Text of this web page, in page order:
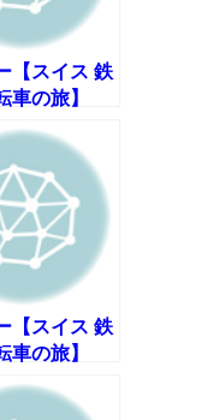
【スイス 鉄
車の旅】
計の街ラシ
ォンへ
【スイス 鉄
車の旅】
の2 ラスト
ルンへ